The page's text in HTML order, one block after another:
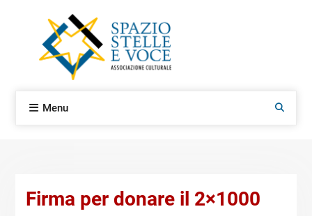
Menu Search
Firma per donare il 2×1000